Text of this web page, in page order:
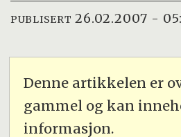
PUBLISERT 26.02.2007 -
Denne artikkelen er
gammel og kan
informasjon.